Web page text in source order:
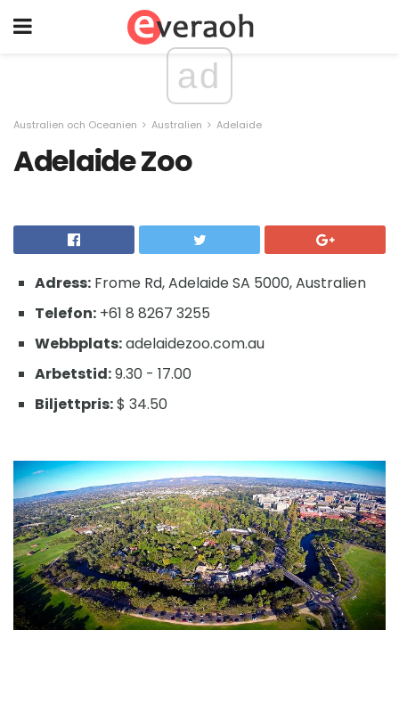
ad
Australien och Oceanien Australien Adelaide
Adelaide Zoo
Adress: Frome Rd, Adelaide SA 5000, Australien
Telefon: +61 8 8267 3255
Webbplats:adelaidezoo.com.au
Arbetstid:9.30 - 17.00
Biljettpris:$ 34.50